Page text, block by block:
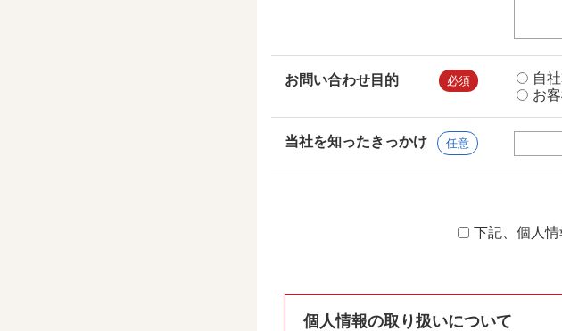
お問い合わせ目的
自
お
当社を知ったきっかけ
下記、個人
個人情報の取り扱いについて